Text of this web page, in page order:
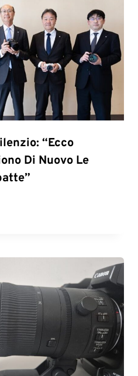
“Ecco
Di Nuovo Le